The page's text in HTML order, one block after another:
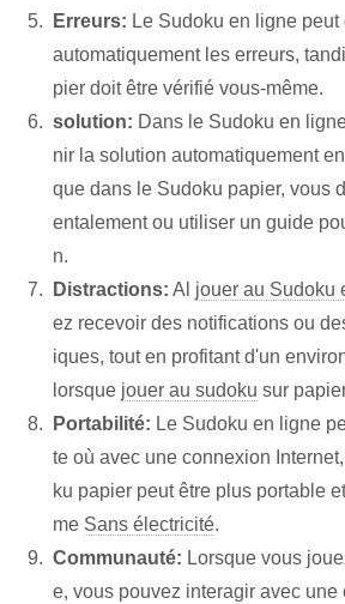
Erreurs: Le Sudoku en ligne
automatiquement les erreurs,
pier doit être vérifié vous-même.
solution: Dans le Sudoku en
nir la solution automatiquement
que dans le Sudoku papier, vous
entalement ou utiliser un guide
n.
Distractions: Al jouer au Sudoku
ez recevoir des notifications ou
iques, tout en profitant d'un
lorsque jouer au sudoku sur
Portabilité: Le Sudoku en ligne
te où avec une connexion
ku papier peut être plus portable
me Sans électricité.
Communauté: Lorsque vous
e, vous pouvez interagir avec une